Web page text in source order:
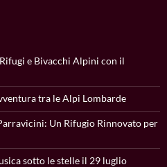
e Bivacchi Alpini con il
tra le Alpi Lombarde
Un Rifugio Rinnovato per
sotto le stelle il 29 luglio